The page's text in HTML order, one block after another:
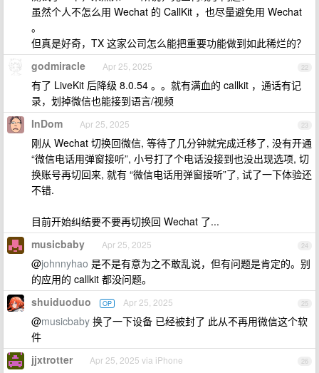
虽然个人不怎么用 Wechat 的 CallKit ，也尽量避免用 Wechat
。
但真是好奇，TX 这家公司怎么能把重要功能做到如此稀烂的？
22
godmiracle Apr 25, 2025
有了 LiveKit 后降级 8.0.54 。。就有满血的 callkit ，通话有记
录，划掉微信也能接到语言/视频
23
InDom Apr 25, 2025
刚从 Wechat 切换回微信, 等待了几分钟就完成迁移了, 没有开通
“微信电话用弹窗接听”, 小号打了个电话没接到也没出现选项, 切
换账号再切回来, 就有 “微信电话用弹窗接听”了, 试了一下体验还
不错.
目前开始纠结要不要再切换回 Wechat 了...
24
musicbaby Apr 25, 2025
@johnnyhao 是不是有意为之不敢乱说，但有问题是肯定的。别
的应用的 callkit 都没问题。
25
shuiduoduo OP Apr 25, 2025
@musicbaby 换了一下设备 已经被封了 此从不再用微信这个软
件
26
jjxtrotter Apr 25, 2025 via iPhone